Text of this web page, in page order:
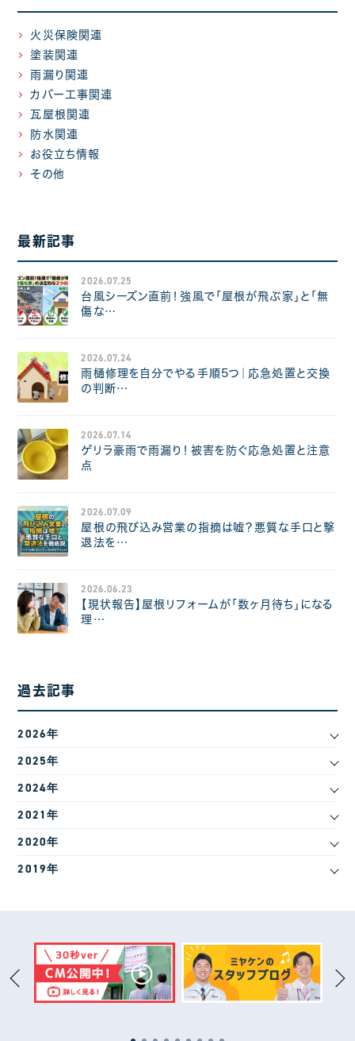
火災保険関連
塗装関連
雨漏り関連
カバー工事関連
瓦屋根関連
防水関連
お役立ち情報
その他
最新記事
2026.07.25
台風シーズン直前！強風で「屋根が飛ぶ家」と「無
傷な…
2026.07.24
雨樋修理を自分でやる手順5つ｜応急処置と交換
の判断…
2026.07.14
ゲリラ豪雨で雨漏り！被害を防ぐ応急処置と注意
点
2026.07.09
屋根の飛び込み営業の指摘は嘘？悪質な手口と撃
退法を…
2026.06.23
【現状報告】屋根リフォームが「数ヶ月待ち」になる
理…
過去記事
2026年
2025年
2024年
2021年
2020年
2019年